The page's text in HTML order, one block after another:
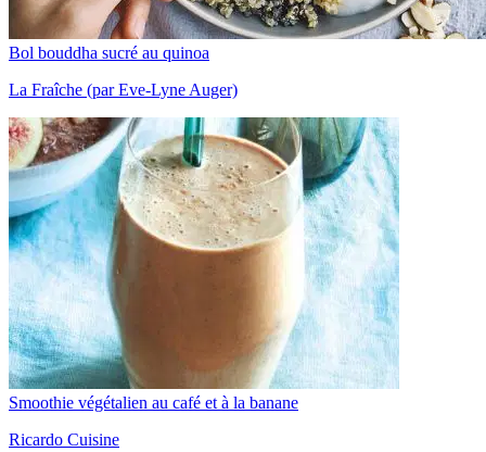
Bol bouddha sucré au quinoa
La Fraîche (par Eve-Lyne Auger)
Smoothie végétalien au café et à la banane
Ricardo Cuisine